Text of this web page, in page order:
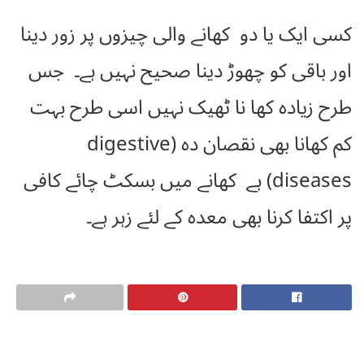
کسی ایک یا دو کھانے والی چیزوں پر زور دینا
اور باقی کو چھوڑ دینا صحیح نہیں ہے۔ جس
طرح زیادہ کھا نا ٹھیک نہیں اسی طرح بہت
کم کھانا بھی نقصان دہ (digestive
diseases) ہے کھانے میں بسکٹ چائے کافی
پر اکتفا کرنا بھی معدہ کے لئے زہر ہے۔